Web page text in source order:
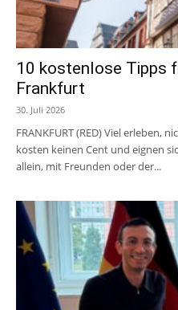
10 kostenlose Tipps
Frankfurt
30. Juli 2026
FRANKFURT (RED) Viel erleben,
kosten keinen Cent und eignen
allein, mit Freunden oder der...